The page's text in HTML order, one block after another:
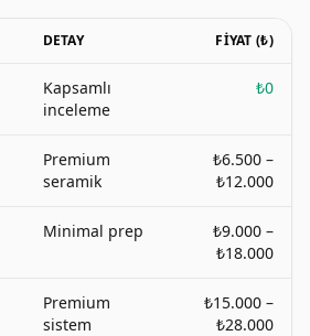
DETAY FIYAT (₺)
Kapsamlı
inceleme
₺0
Premium
seramik
₺6.500 –
₺12.000
Minimal prep
₺9.000 –
₺18.000
Premium
sistem
₺15.000 –
₺28.000